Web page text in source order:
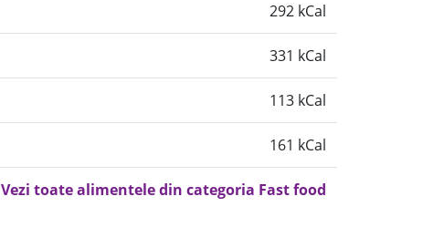
292 kCal
331 kCal
113 kCal
161 kCal
Vezi toate alimentele din categoria Fast food